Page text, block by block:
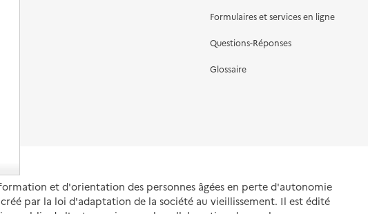
Formulaires et services en ligne
Questions-Réponses
Glossaire
et d'orientation des personnes âgées en perte d'autonomie
par la loi d'adaptation de la société au vieillissement. Il est édité